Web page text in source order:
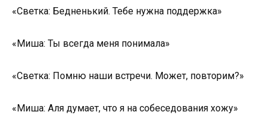
«Светка: Бедненький. Тебе нужна поддержка»
«Миша: Ты всегда меня понимала»
«Светка: Помню наши встречи. Может, повторим?»
«Миша: Аля думает, что я на собеседования хожу»